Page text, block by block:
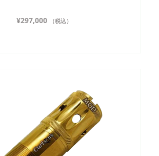
¥297,000 （税込）